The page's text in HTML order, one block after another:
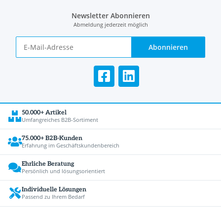
Newsletter Abonnieren
Abmeldung jederzeit möglich
Abonnieren
50.000+ Artikel
Umfangreiches B2B-Sortiment
75.000+ B2B-Kunden
Erfahrung im Geschäftskundenbereich
Ehrliche Beratung
Persönlich und lösungsorientiert
Individuelle Lösungen
Passend zu Ihrem Bedarf